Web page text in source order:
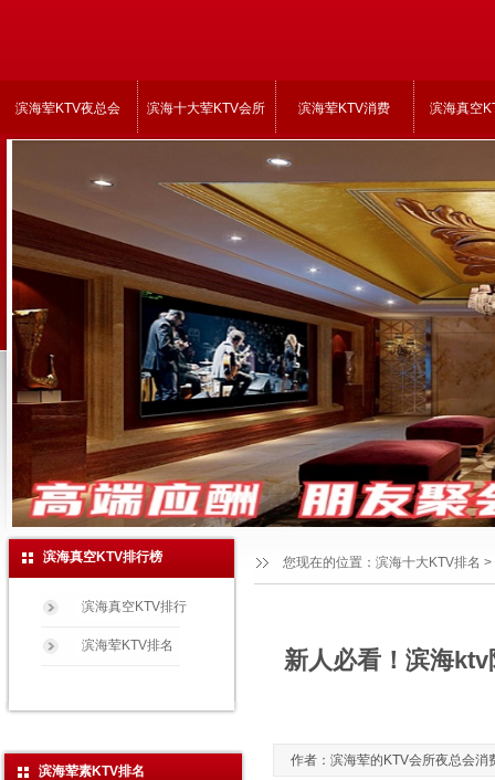
滨海荤KTV夜总会 滨海十大荤KTV会所 滨海荤KTV消费 滨海真空
您现在的位置： 滨海十大KTV排名 >
滨海真空KTV排行榜
滨海真空KTV排行
滨海荤KTV排名
新人必看！滨海
作者：滨海荤的KTV会所夜总会
滨海荤素KTV排名